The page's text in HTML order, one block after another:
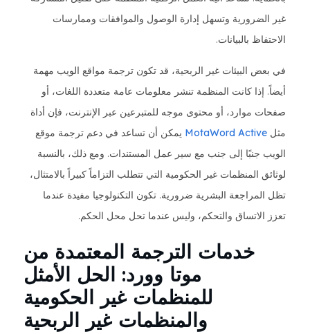
غير الضرورية وتسهل إدارة الوصول والموافقات وممارسات
الاحتفاظ بالبيانات.
في بعض البيئات غير الربحية، قد تكون ترجمة مواقع الويب مهمة
أيضاً. إذا كانت المنظمة تنشر معلومات عامة متعددة اللغات، أو
صفحات موارد، أو محتوى موجه للمتبرعين عبر الإنترنت، فإن أداة
مثل MotaWord Active يمكن أن تساعد في دعم ترجمة موقع
الويب جنبًا إلى جنب مع سير عمل المستندات. ومع ذلك، بالنسبة
لوثائق المنظمات غير الحكومية التي تتطلب التزاماً كبيراً بالامتثال،
تظل المراجعة البشرية ضرورية. تكون التكنولوجيا مفيدة عندما
تعزز الاتساق والتحكم، وليس عندما تحل محل الحكم.
خدمات الترجمة المعتمدة من
موتا وورد: الحل الأمثل
للمنظمات غير الحكومية
والمنظمات غير الربحية